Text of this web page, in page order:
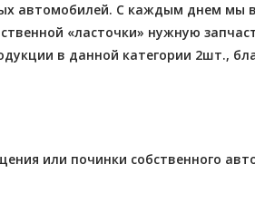
автомобилей. С каждым днем
«ласточки» нужную
в данной категории 2шт.,
или починки собственного